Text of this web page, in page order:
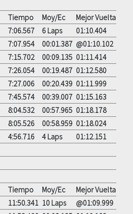
Tiempo Moy/Ec
Mejor Vuelta
7:06.567 6 Laps
01:10.404
7:07.954 00:01.387 @01:10.102
7:15.702 00:09.135 01:11.414
7:26.054 00:19.487 01:12.580
7:27.006 00:20.439 01:11.999
7:45.574 00:39.007 01:15.163
8:04.532 00:57.965 01:18.178
8:05.526 00:58.959 01:18.024
4:56.716 4 Laps
01:12.151
Tiempo Moy/Ec
Mejor Vuelta
11:50.341 10 Laps
@01:09.999